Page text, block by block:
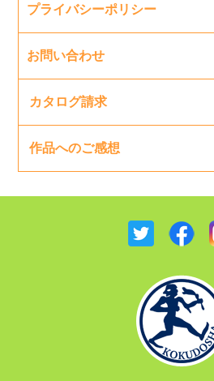
プライバシーポリシー
お問い合わせ
カタログ請求
作品へのご感想